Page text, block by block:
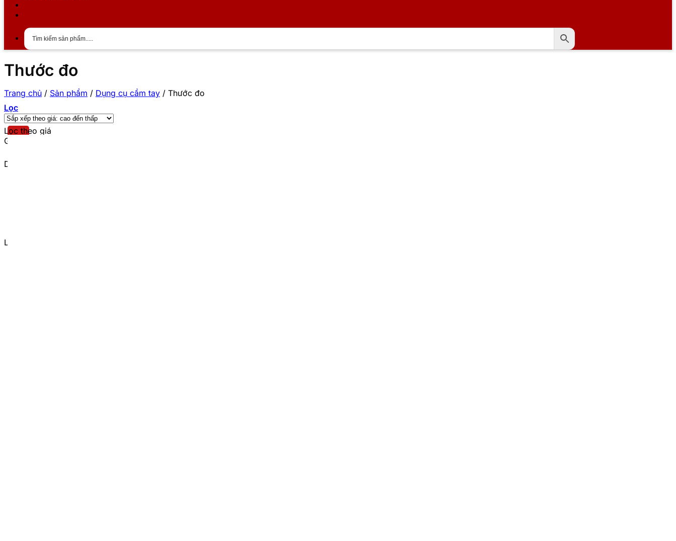
Thước đo
Trang chủ / Sản phẩm / Dụng cụ cầm tay / Thước đo
Lọc
Lọc theo giá
Giá tối thiểu
Danh mục sản phẩm
Lọc theo thương hiệu